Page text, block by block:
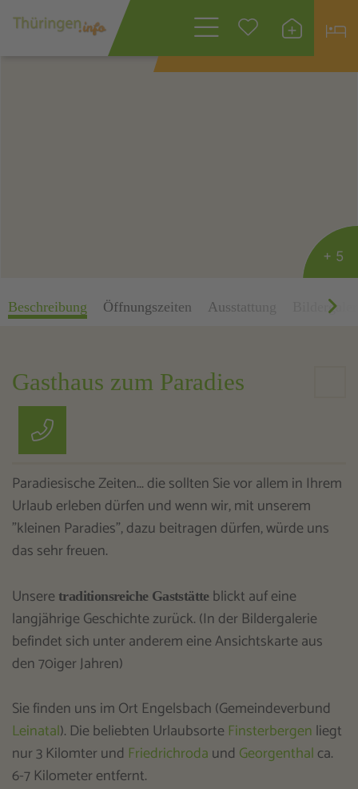
Wonach suchen
+ 5
Beschreibung Öffnungszeiten Ausstattung
Gasthaus zum Paradies
Paradiesische Zeiten... die sollten Sie vor allem in Ihrem
Urlaub erleben dürfen und wenn wir, mit unserem
"kleinen Paradies", dazu beitragen dürfen, würde uns
das sehr freuen.
Unsere traditionsreiche Gaststätteblickt auf eine
langjährige Geschichte zurück. (In der Bildergalerie
befindet sich unter anderem eine Ansichtskarte aus
den 70iger Jahren)
Sie finden uns im Ort Engelsbach (Gemeindeverbund
Leinatal). Die beliebten Urlaubsorte Finsterbergen liegt
nur 3 Kilomter und Friedrichroda und Georgenthal ca.
6-7 Kilometer entfernt.